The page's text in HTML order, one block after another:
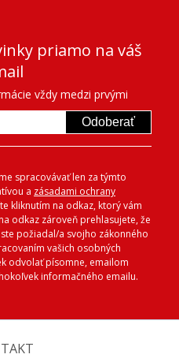
priamo na váš
vždy medzi prvými
Odoberať
spracovávať len za týmto
a zásadami ochrany
kliknutím na odkaz, ktorý vám
odkaz zároveň prehlasujete, že
požiadal/a svojho zákonného
vašich osobných
odvolať písomne, emailom
informačného emailu.